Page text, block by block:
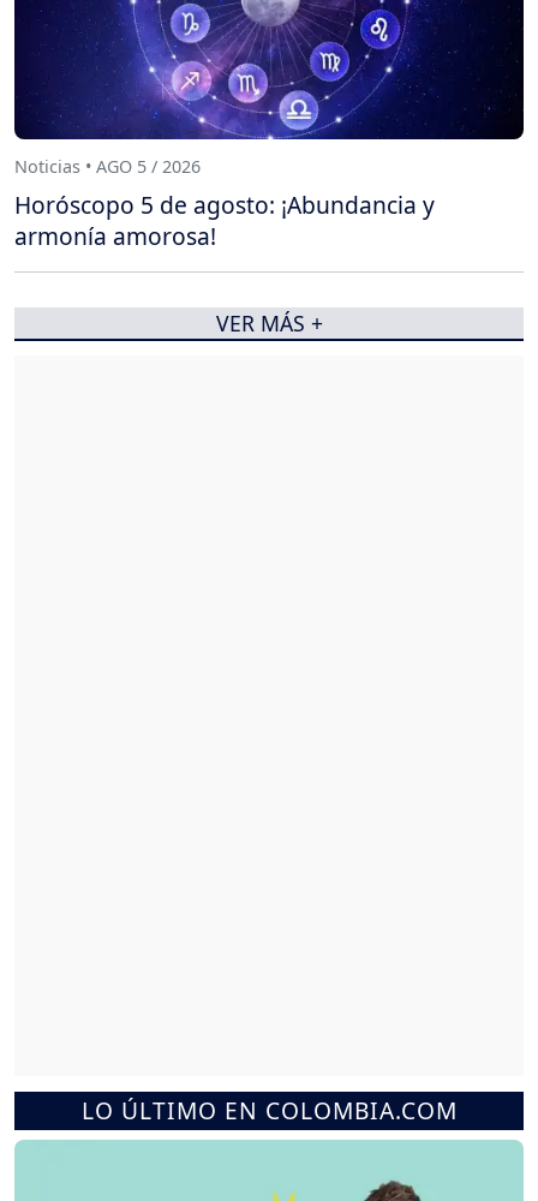
LO ÚLTIMO EN COLOMBIA.COM
Noticias • AGO 5 / 2026
Horóscopo 5 de agosto: ¡Abundancia y
armonía amorosa!
VER MÁS +